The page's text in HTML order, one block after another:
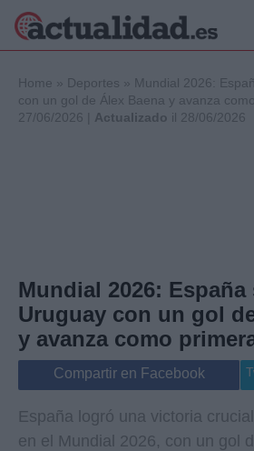
Internacional
Viajes
Home » Deportes » Mundial 2026:
con un gol de Álex Baena y avanza
27/06/2026 | Actualizado il 28/06/2026
Mundial 2026: España
Uruguay con un gol
y avanza como
Compartir en Facebook
España logró una victoria
en el Mundial 2026, con un gol